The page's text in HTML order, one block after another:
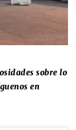
sobre lo
en